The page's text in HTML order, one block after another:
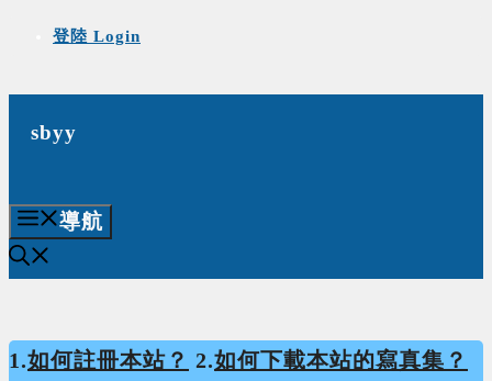
登陸 Login
sbyy
導航
1.如何註冊本站？ 2.如何下載本站的寫真集？